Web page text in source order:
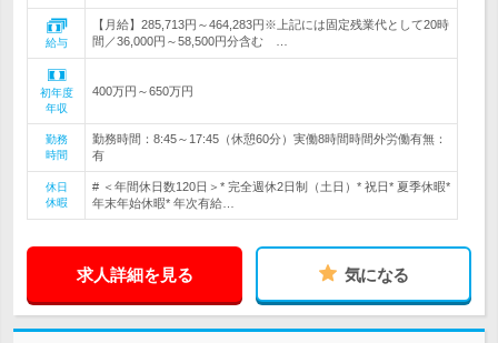
給与
【月給】285,713円～464,283円※上記には固定残業代として20時
間／36,000円～58,500円分含む …
初年度
年収
400万円～650万円
勤務
時間
勤務時間：8:45～17:45（休憩60分）実働8時間時間外労働有無：
有
休日
休暇
# ＜年間休日数120日＞* 完全週休2日制（土日）* 祝日* 夏季休暇*
年末年始休暇* 年次有給…
求人詳細を見る 気になる